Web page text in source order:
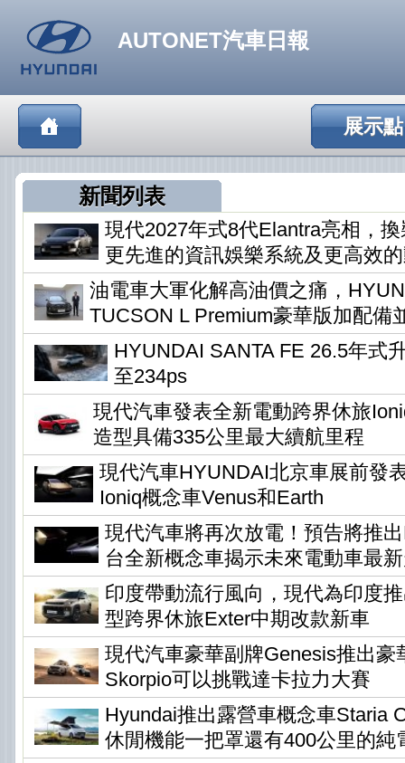
AUTONET汽車日報
展示點
新聞列表
現代2027年式8代Elantra亮相，
更先進的資訊娛樂系統及更高效
油電車大軍化解高油價之痛，
TUCSON L Premium豪華版加配備
HYUNDAI SANTA FE 26.5年式
至234ps
現代汽車發表全新電動跨界休旅
造型具備335公里最大續航里程
現代汽車HYUNDAI北京車展前發
Ioniq概念車Venus和Earth
現代汽車將再次放電！預告將推
台全新概念車揭示未來電動車最
印度帶動流行風向，現代為印度
型跨界休旅Exter中期改款新車
現代汽車豪華副牌Genesis推出豪
Skorpio可以挑戰達卡拉力大賽
Hyundai推出露營車概念車Staria
休閒機能一把罩還有400公里的純